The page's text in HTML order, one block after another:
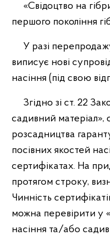
«Свідоцтво на
першого покоління
У разі
виписує нові
насіння (під свою
Згідно зі ст. 22
садивний матеріал»,
розсадництва
посівних якостей
сертифікатах. На
протягом строку,
Чинність
можна перевірити у
насіння та/або